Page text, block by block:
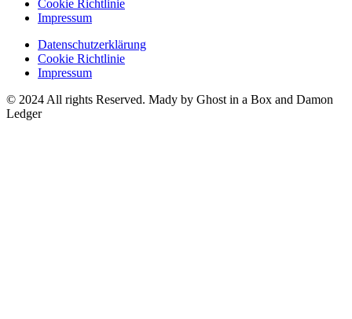
Cookie Richtlinie
Impressum
Datenschutzerklärung
Cookie Richtlinie
Impressum
© 2024 All rights Reserved. Mady by Ghost in a Box and Damon
Ledger